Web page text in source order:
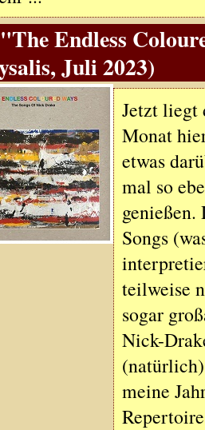
Endless
Juli 2023)
Jetzt liegt
Monat
etwas
mal so
Songs
teilweise
sogar
Nick-
meine